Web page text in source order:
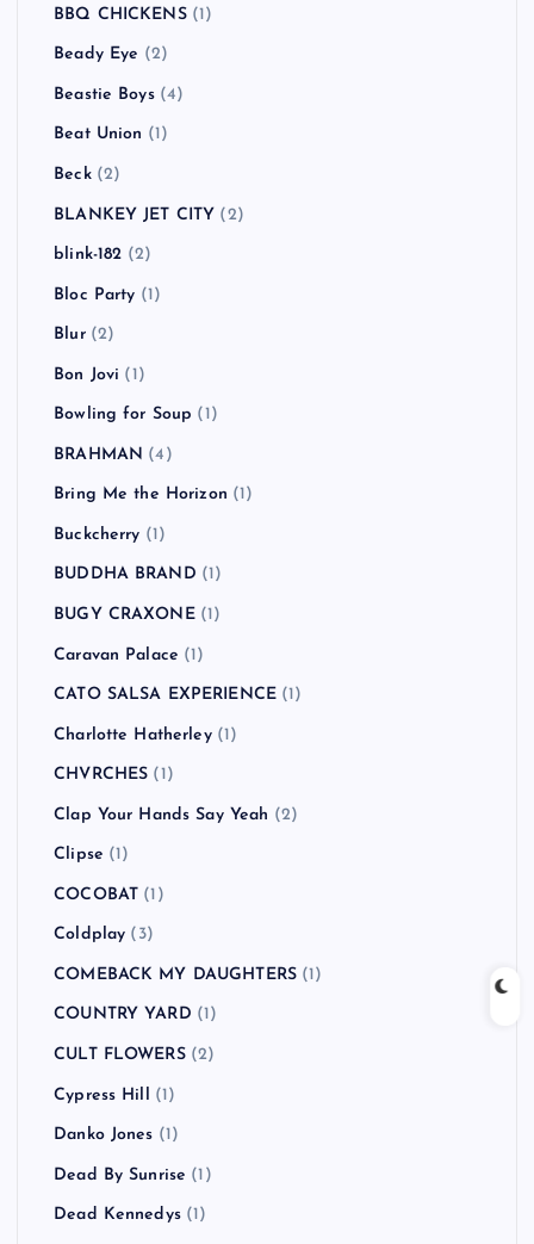
BBQ CHICKENS(1)
Beady Eye (2)
Beastie Boys(4)
Beat Union (1)
Beck(2)
BLANKEY JET CITY (2)
blink-182 (2)
Bloc Party (1)
Blur(2)
Bon Jovi (1)
Bowling for Soup (1)
BRAHMAN (4)
Bring Me the Horizon (1)
Buckcherry (1)
BUDDHA BRAND (1)
BUGY CRAXONE(1)
Caravan Palace (1)
CATO SALSA EXPERIENCE (1)
Charlotte Hatherley(1)
CHVRCHES (1)
Clap Your Hands Say Yeah (2)
Clipse (1)
COCOBAT (1)
Coldplay (3)
COMEBACK MY DAUGHTERS (1)
COUNTRY YARD (1)
CULT FLOWERS(2)
Cypress Hill (1)
Danko Jones (1)
Dead By Sunrise (1)
Dead Kennedys(1)